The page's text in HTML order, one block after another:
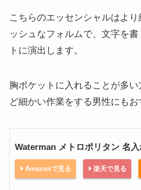
こちらのエッセンシャルはより
ッシュなフォルムで、文字を
トに演出します。
胸ポケットに入れることが多
ど細かい作業をする男性にもお
Waterman メトロポリタン 名
Amazonで見る 楽天で見る